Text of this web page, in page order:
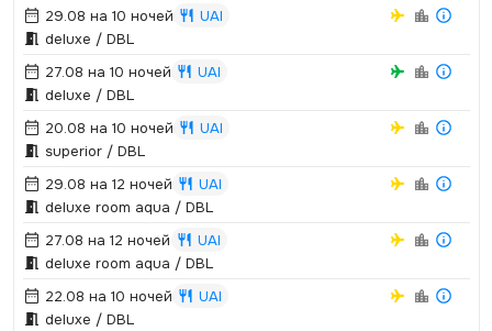
29.08 на 10 ночей
UAI
deluxe / DBL
27.08 на 10 ночей
UAI
deluxe / DBL
20.08 на 10 ночей
UAI
superior / DBL
29.08 на 12 ночей
UAI
deluxe room aqua / DBL
27.08 на 12 ночей
UAI
deluxe room aqua / DBL
22.08 на 10 ночей
UAI
deluxe / DBL